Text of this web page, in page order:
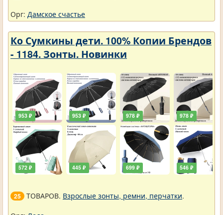
Орг: Дамское счастье
Ко Сумкины дети. 100% Копии Брендов
- 1184. Зонты. Новинки
953 ₽
572 ₽
953 ₽
445 ₽
978 ₽
699 ₽
978 ₽
546 ₽
25 ТОВАРОВ. Взрослые зонты, ремни, перчатки.